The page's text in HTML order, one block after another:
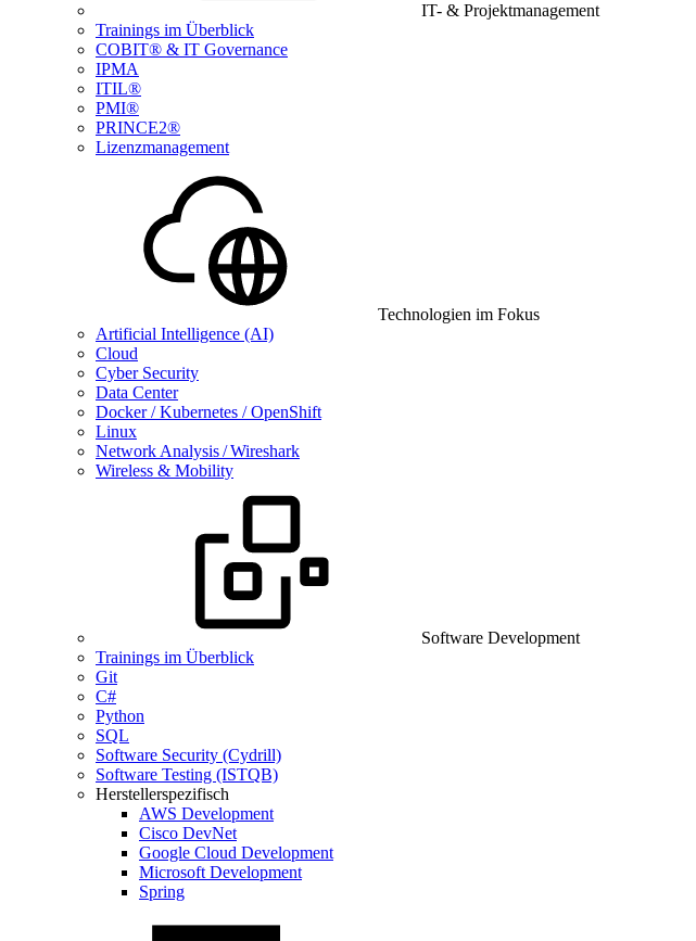
IT- & Projektmanagement
Trainings im Überblick
COBIT® & IT Governance
IPMA
ITIL®
PMI®
PRINCE2®
Lizenzmanagement
Technologien im Fokus
Artificial Intelligence (AI)
Cloud
Cyber Security
Data Center
Docker / Kubernetes / OpenShift
Linux
Network Analysis / Wireshark
Wireless & Mobility
Software Development
Trainings im Überblick
Git
C#
Python
SQL
Software Security (Cydrill)
Software Testing (ISTQB)
Herstellerspezifisch
AWS Development
Cisco DevNet
Google Cloud Development
Microsoft Development
Spring